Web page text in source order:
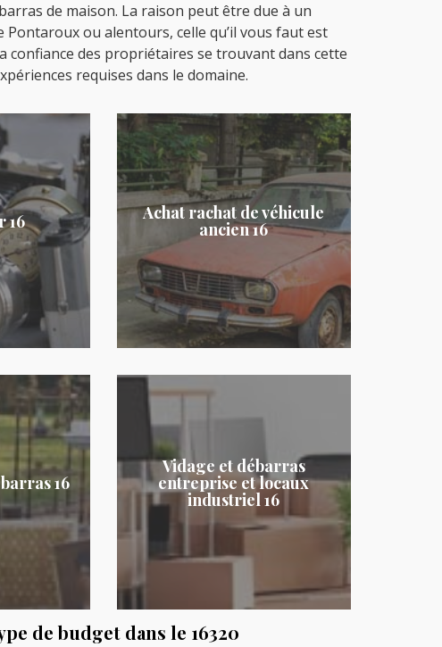
de maison. La raison peut être due à un
Pontaroux ou alentours, celle qu’il vous faut est
confiance des propriétaires se trouvant dans cette
requises dans le domaine.
16 Achat rachat de véhicule
ancien 16
16
Vidage et débarras
entreprise et locaux
industriel 16
de budget dans le 16320